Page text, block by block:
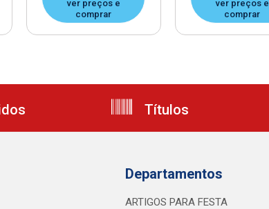
ver preços e
comprar
ver preços e
comprar
Títulos
Departamentos
ARTIGOS PARA FESTA